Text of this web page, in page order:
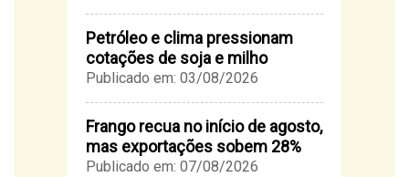
Petróleo e clima pressionam
cotações de soja e milho
Publicado em: 03/08/2026
Frango recua no início de agosto,
mas exportações sobem 28%
Publicado em: 07/08/2026